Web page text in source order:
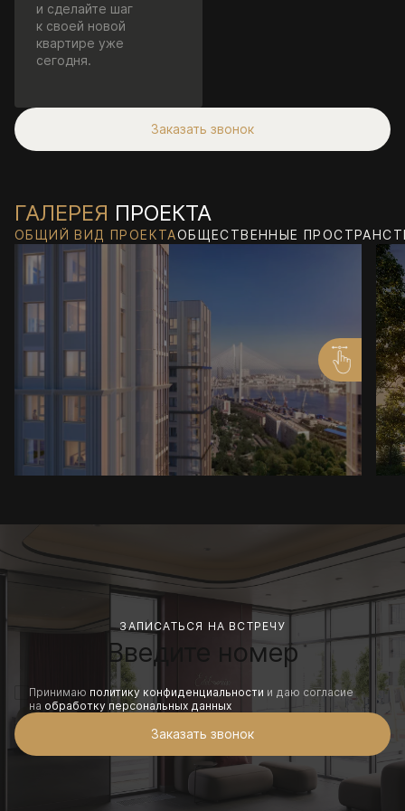
и сделайте шаг
к своей новой
квартире уже
сегодня.
Заказать звонок
ГАЛЕРЕЯ ПРОЕКТА
ОБЩИЙ ВИД ПРОЕКТАОБЩЕСТВЕННЫЕ
ЗАПИСАТЬСЯ НА ВСТРЕЧУ
Заказать звонок
Принимаю политику конфиденциальности и даю согласие
на обработку персональных данных